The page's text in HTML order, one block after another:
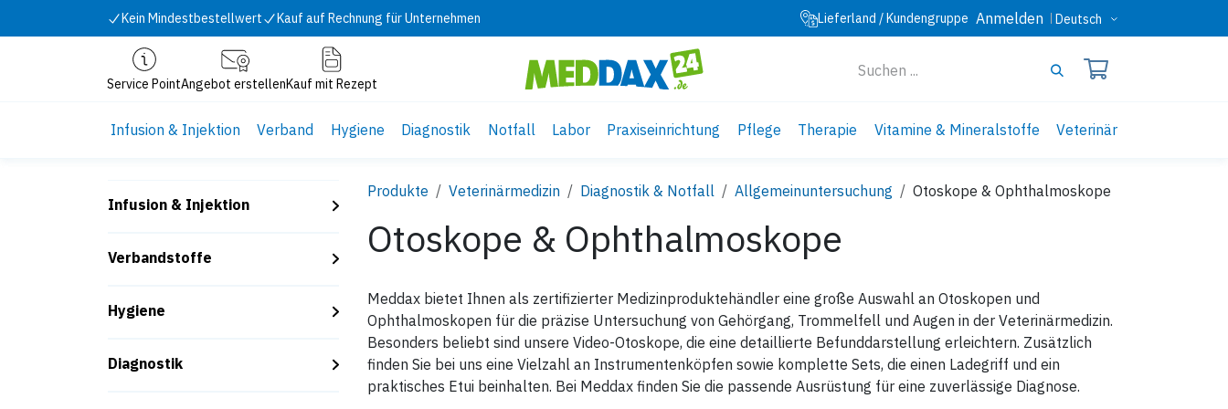
Kein Mindestbestellwert Kauf auf Rechnung für Unternehmen Lieferland / Kundengruppe Anmelden Deutsch
Service PointAngebot erstellenKauf mit Rezept
Infusion & Injektion Verband Hygiene Diagnostik Notfall Labor Praxiseinrichtung Pflege Therapie Vitamine & Mineralstoffe Veterinär
Infusion & Injektion
Verbandstoffe
Hygiene
Diagnostik
Produkte Veterinärmedizin Diagnostik & Notfall Allgemeinuntersuchung Otoskope & Ophthalmoskope
Otoskope & Ophthalmoskope
Meddax bietet Ihnen als zertifizierter Medizinproduktehändler eine große Auswahl an Otoskopen und
Ophthalmoskopen für die präzise Untersuchung von Gehörgang, Trommelfell und Augen in der Veterinärmedizin.
Besonders beliebt sind unsere Video-Otoskope, die eine detaillierte Befunddarstellung erleichtern. Zusätzlich
finden Sie bei uns eine Vielzahl an Instrumentenköpfen sowie komplette Sets, die einen Ladegriff und ein
praktisches Etui beinhalten. Bei Meddax finden Sie die passende Ausrüstung für eine zuverlässige Diagnose.